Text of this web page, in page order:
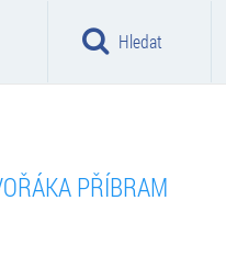
Hledat
PŘÍBRAM